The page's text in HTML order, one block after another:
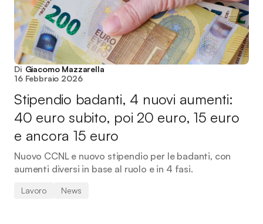
Di Giacomo Mazzarella
16 Febbraio 2026
Stipendio badanti, 4 nuovi aumenti:
40 euro subito, poi 20 euro, 15 euro
e ancora 15 euro
Nuovo CCNL e nuovo stipendio per le badanti, con
aumenti diversi in base al ruolo e in 4 fasi.
Lavoro News